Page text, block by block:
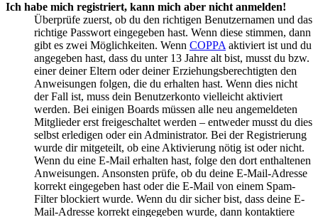
Ich habe mich registriert, kann mich aber nicht anmelden!
Überprüfe zuerst, ob du den richtigen Benutzernamen und das
richtige Passwort eingegeben hast. Wenn diese stimmen, dann
gibt es zwei Möglichkeiten. Wenn COPPA aktiviert ist und du
angegeben hast, dass du unter 13 Jahre alt bist, musst du bzw.
einer deiner Eltern oder deiner Erziehungsberechtigten den
Anweisungen folgen, die du erhalten hast. Wenn dies nicht
der Fall ist, muss dein Benutzerkonto vielleicht aktiviert
werden. Bei einigen Boards müssen alle neu angemeldeten
Mitglieder erst freigeschaltet werden – entweder musst du dies
selbst erledigen oder ein Administrator. Bei der Registrierung
wurde dir mitgeteilt, ob eine Aktivierung nötig ist oder nicht.
Wenn du eine E-Mail erhalten hast, folge den dort enthaltenen
Anweisungen. Ansonsten prüfe, ob du deine E-Mail-Adresse
korrekt eingegeben hast oder die E-Mail von einem Spam-
Filter blockiert wurde. Wenn du dir sicher bist, dass deine E-
Mail-Adresse korrekt eingegeben wurde, dann kontaktiere